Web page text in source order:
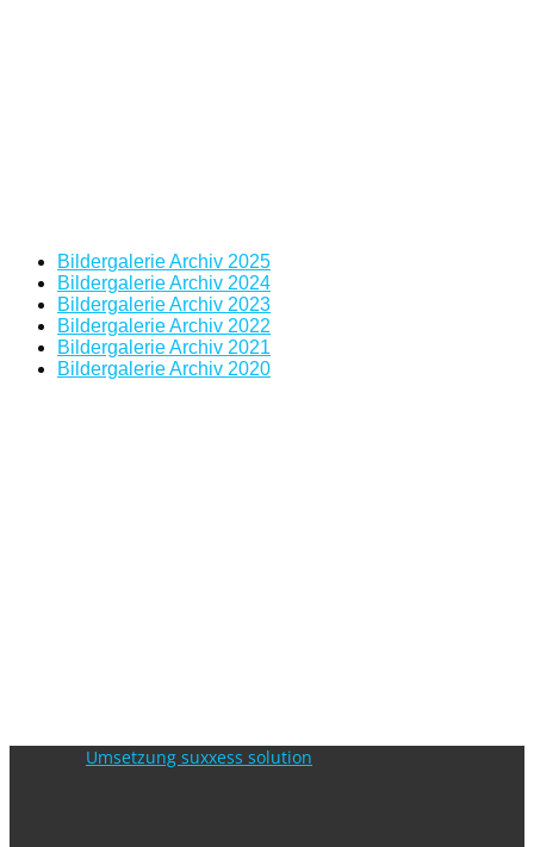
Bildergalerie Archiv 2025
Bildergalerie Archiv 2024
Bildergalerie Archiv 2023
Bildergalerie Archiv 2022
Bildergalerie Archiv 2021
Bildergalerie Archiv 2020
Umsetzung suxxess solution